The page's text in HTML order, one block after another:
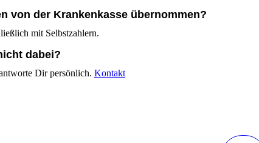
von der Krankenkasse übernommen?
mit Selbstzahlern.
dabei?
Dir persönlich. Kontakt